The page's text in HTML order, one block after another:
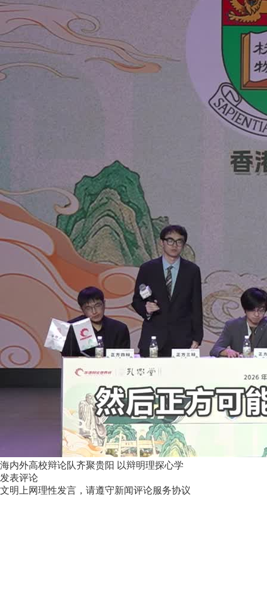
海内外高校辩论队齐聚贵阳 以辩明理探心学
发表评论
文明上网理性发言，请遵守新闻评论服务协议